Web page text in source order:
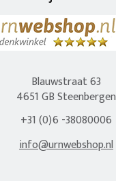
Blauwstraat 63
4651 GB Steenbergen
+31 (0)6 -38080006
info@urnwebshop.nl